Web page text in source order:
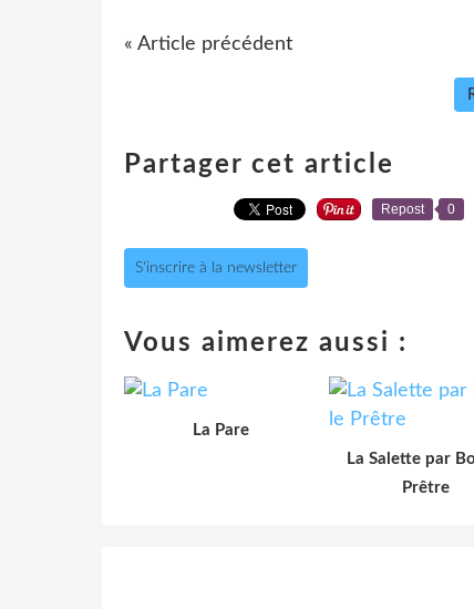
« Article précédent
Partager cet article
Repost 0
S'inscrire à la newsletter
Vous aimerez aussi :
La Pare
La Salette par
Prêtre